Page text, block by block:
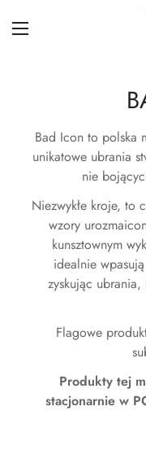
Bad Icon to polska
unikatowe ubrania
nie
Niezwykłe kroje, to
wzory
kunsztownym
idealnie
zyskując ubrania,
Flagowe
Produkty tej
stacjonarnie w